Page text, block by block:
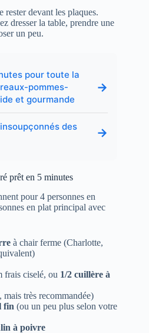
rester devant les plaques.
dresser la table, prendre une
un peu.
pour toute la
pommes-
et gourmande
→
des
→
prêt en 5 minutes
pour 4 personnes en
en plat principal avec
à chair ferme (Charlotte,
frais ciselé, ou 1/2 cuillère à
très recommandée)
fin (ou un peu plus selon votre
à poivre